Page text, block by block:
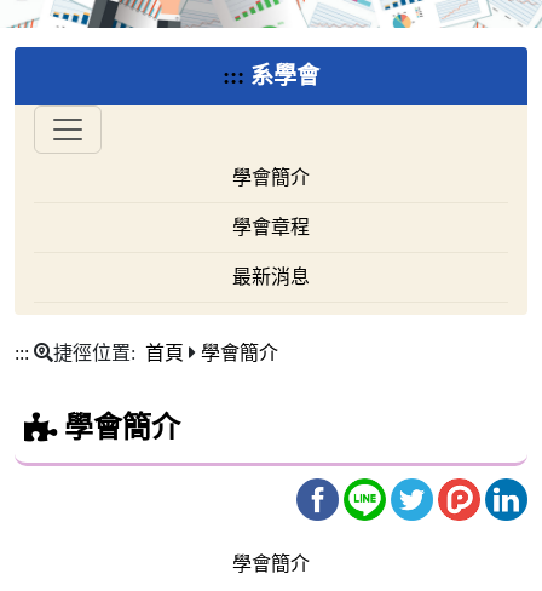
::: 系學會
學會簡介
學會章程
最新消息
::: 捷徑位置: 首頁 學會簡介
學會簡介
學會簡介